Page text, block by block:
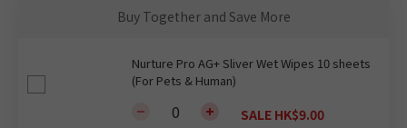
Buy Together and Save More
Nurture Pro AG+ Sliver Wet Wipes 10 sheets
(For Pets & Human)
SALE HK$9.00